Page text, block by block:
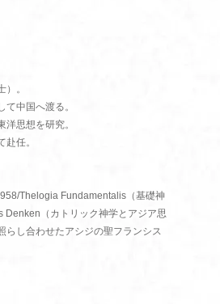
。
中国へ渡る。
思想を研究。
任。
Thelogia Fundamentalis（基礎神
（カトリック神学とアジア思
し合わせたアシジの聖フランシス